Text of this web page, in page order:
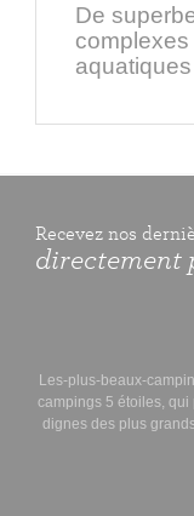
De
complexes
aquatiques
Recevez nos
directement
Les-plus-beaux-
campings 5 étoiles, qui
dignes des plus